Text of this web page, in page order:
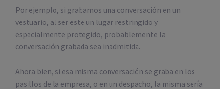
Por ejemplo, si grabamos una conversación en un
vestuario, al ser este un lugar restringido y
especialmente protegido, probablemente la
conversación grabada sea inadmitida.
Ahora bien, si esa misma conversación se graba en los
pasillos de la empresa, o en un despacho, la misma sería